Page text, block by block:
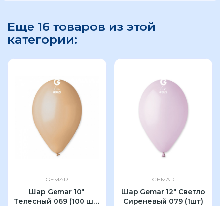
Еще 16 товаров из этой
категории:
GEMAR
Шар Gemar 10"
Телесный 069 (100 шт)
GEMAR
Шар Gemar 12" Светло
Сиреневый 079 (1шт)